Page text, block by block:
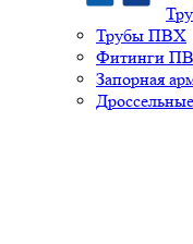
Трубы ПВХ
Фитинги
Запорная